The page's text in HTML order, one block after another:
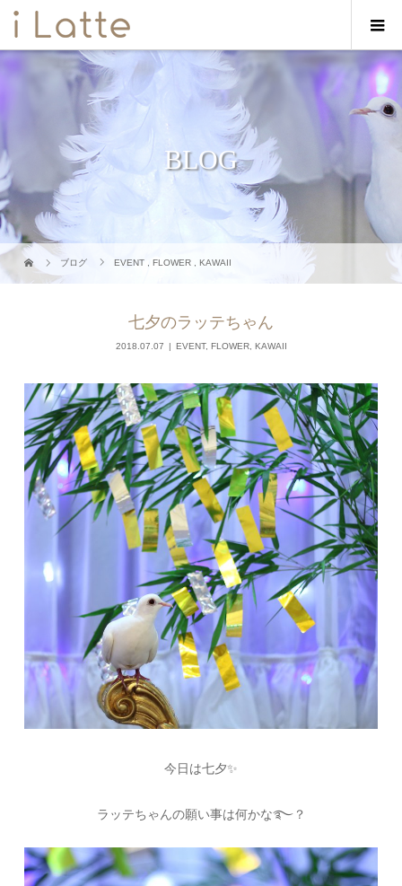
BLOG
ブログ EVENT ,FLOWER ,KAWAII
七夕のラッテちゃん
2018.07.07 EVENT, FLOWER, KAWAII
今日は七夕✨
ラッテちゃんの願い事は何かな࿐？